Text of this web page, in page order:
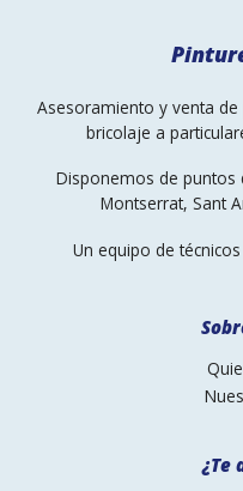
Asesoramiento y venta
bricolaje a
Disponemos de puntos
Montserrat, Sant
Un equipo de
¿Te